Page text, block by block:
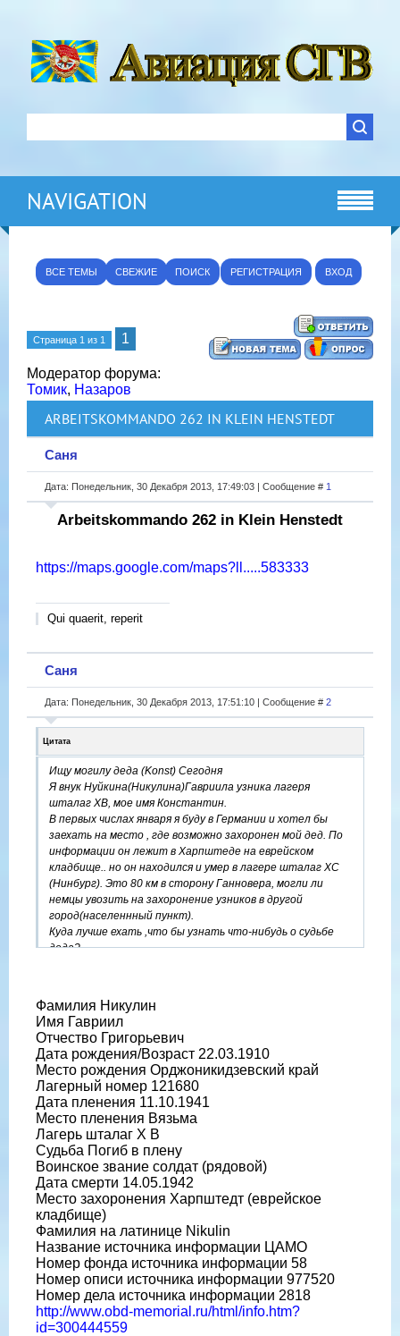
NAVIGATION
ВСЕ ТЕМЫ СВЕЖИЕ ПОИСК РЕГИСТРАЦИЯ ВХОД
Страница 1 из 1 1
Модератор форума:
Томик, Назаров
ARBEITSKOMMANDO 262 IN KLEIN HENSTEDT
Саня
Дата: Понедельник, 30 Декабря 2013, 17:49:03 | Сообщение # 1
Arbeitskommando 262 in Klein Henstedt
https://maps.google.com/maps?ll.....583333
Qui quaerit, reperit
Саня
Дата: Понедельник, 30 Декабря 2013, 17:51:10 | Сообщение # 2
Цитата
Ищу могилу деда (Konst) Сегодня
Я внук Нуйкина(Никулина)Гавриила узника лагеря
шталаг ХВ, мое имя Константин.
В первых числах января я буду в Германии и хотел бы
заехать на место , где возможно захоронен мой дед. По
информации он лежит в Харпштеде на еврейском
кладбище.. но он находился и умер в лагере шталаг XС
(Нинбург). Это 80 км в сторону Ганновера, могли ли
немцы увозить на захоронение узников в другой
город(населеннный пункт).
Куда лучше ехать ,что бы узнать что-нибудь о судьбе
деда?
Нуйкин Константин Васильевич.
Здравствуйте это мое письмо на один из форумов.
Может У Вас есть какая -нибудь информация о
захоронении.... Заранее признателен!
Фамилия Никулин
Имя Гавриил
Отчество Григорьевич
Дата рождения/Возраст 22.03.1910
Место рождения Орджоникидзевский край
Лагерный номер 121680
Дата пленения 11.10.1941
Место пленения Вязьма
Лагерь шталаг X B
Судьба Погиб в плену
Воинское звание солдат (рядовой)
Дата смерти 14.05.1942
Место захоронения Харпштедт (еврейское
кладбище)
Фамилия на латинице Nikulin
Название источника информации ЦАМО
Номер фонда источника информации 58
Номер описи источника информации 977520
Номер дела источника информации 2818
http://www.obd-memorial.ru/html/info.htm?
id=300444559